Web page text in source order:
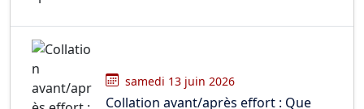
samedi 13 juin 2026
Collation avant/après effort : Que